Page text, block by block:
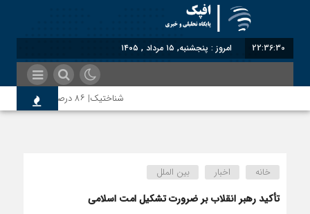
22:36:30 امروز : پنجشنبه, ۱۵ مرداد , ۱۴۰۵
شناختیک| ۸۶ درصد مهاجران حامی ایران در جنگ؛ ۷۵ درصد مهاجران دولت چهاردهم را خیرخواه خود نمی‌دانند
اختصاصی| معطلی بار تاجران پشت
خانه اخبار بین الملل
تأکید رهبر انقلاب بر ضرورت تشکیل امت اسلامی